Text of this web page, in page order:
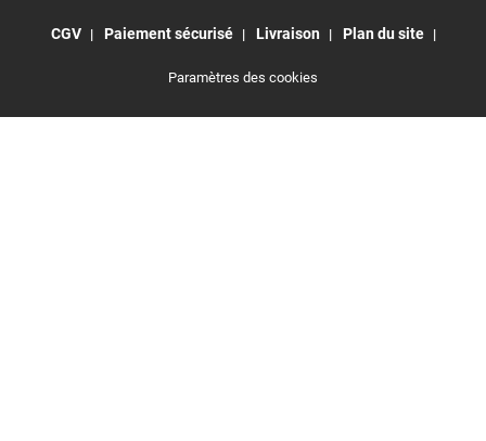
CGV Paiement sécurisé Livraison Plan du site
Paramètres des cookies